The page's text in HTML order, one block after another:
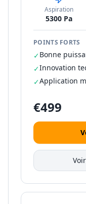
Aspiration
5300 Pa
POINTS FORTS
✓Bonne
✓Innovation
✓Application
€499